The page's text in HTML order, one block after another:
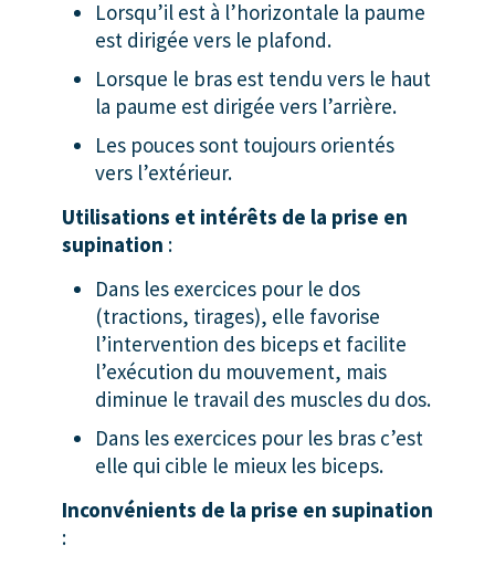
Lorsqu’il est à l’horizontale la paume
est dirigée vers le plafond.
Lorsque le bras est tendu vers le haut
la paume est dirigée vers l’arrière.
Les pouces sont toujours orientés
vers l’extérieur.
Utilisations et intérêts de la prise en
supination :
Dans les exercices pour le dos
(tractions, tirages), elle favorise
l’intervention des biceps et facilite
l’exécution du mouvement, mais
diminue le travail des muscles du dos.
Dans les exercices pour les bras c’est
elle qui cible le mieux les biceps.
Inconvénients de la prise en supination
: